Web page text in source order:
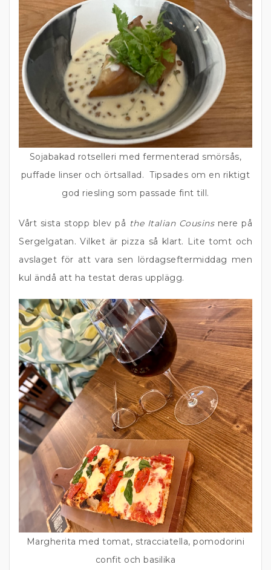
Sojabakad rotselleri med fermenterad smörsås,
puffade linser och örtsallad. Tipsades om en riktigt
god riesling som passade fint till.
Vårt sista stopp blev på the Italian Cousinsnere på
Sergelgatan. Vilket är pizza så klart. Lite tomt och
avslaget för att vara sen lördagseftermiddag men
kul ändå att ha testat deras upplägg.
Margherita med tomat, stracciatella, pomodorini
confit och basilika